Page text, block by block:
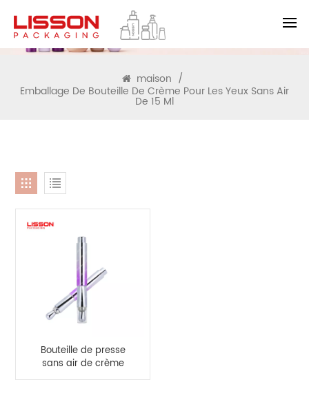
RECHERCHE
maison /
Emballage De Bouteille De Crème Pour Les Yeux Sans Air
De 15 Ml
Bouteille de presse
sans air de crème
pour les yeux de luxe